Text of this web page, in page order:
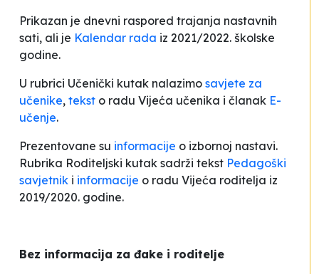
Prikazan je dnevni raspored trajanja nastavnih
sati, ali je Kalendar rada iz 2021/2022. školske
godine.
U rubrici Učenički kutak nalazimo savjete za
učenike, tekst o radu Vijeća učenika i članak E-
učenje.
Prezentovane su informacije o izbornoj nastavi.
Rubrika Roditeljski kutak sadrži tekst Pedagoški
savjetnik i informacije o radu Vijeća roditelja iz
2019/2020. godine.
Bez informacija za đake i roditelje